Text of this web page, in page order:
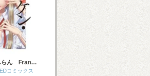
らん Fran…
コミックス